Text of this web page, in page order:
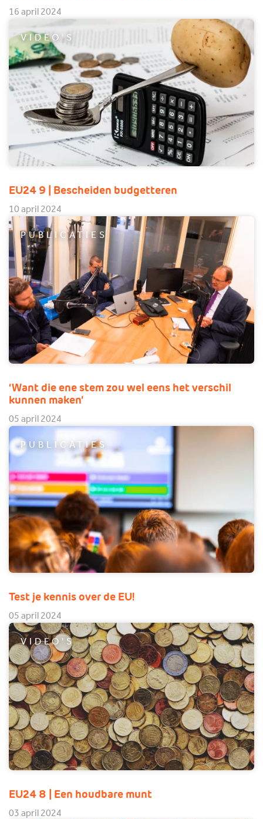
16 april 2024
VIDEO'S
EU24 9 | Bescheiden budgetteren
10 april 2024
PUBLICATIES
‘Want die ene stem zou wel eens het verschil
kunnen maken’
05 april 2024
PUBLICATIES
Test je kennis over de EU!
05 april 2024
VIDEO'S
EU24 8 | Een houdbare munt
03 april 2024